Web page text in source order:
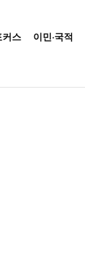
커스 이민·국적